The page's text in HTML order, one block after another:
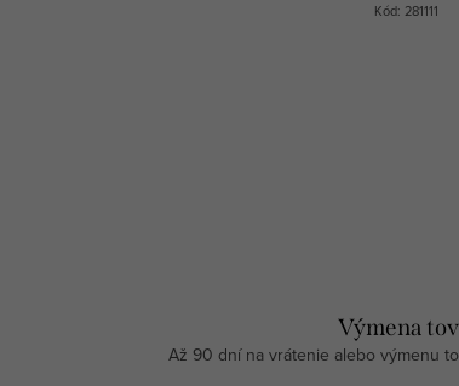
Kód: 281111
Výmena
Až 90 dní na vrátenie alebo výmenu